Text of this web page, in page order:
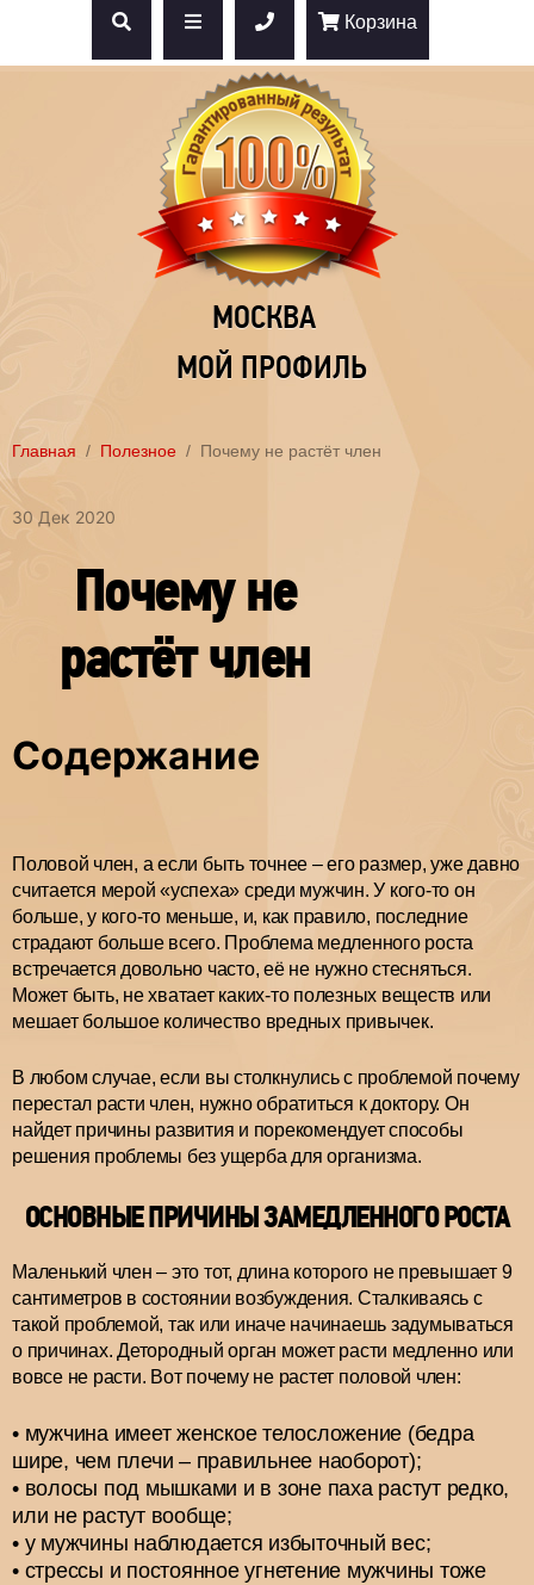
Корзина
МОСКВА
МОЙ ПРОФИЛЬ
Главная Полезное Почему не растёт член
30 Дек 2020
Почему не
растёт член
Содержание
Половой член, а если быть точнее – его размер, уже давно
считается мерой «успеха» среди мужчин. У кого-то он
больше, у кого-то меньше, и, как правило, последние
страдают больше всего. Проблема медленного роста
встречается довольно часто, её не нужно стесняться.
Может быть, не хватает каких-то полезных веществ или
мешает большое количество вредных привычек.
В любом случае, если вы столкнулись с проблемой почему
перестал расти член, нужно обратиться к доктору. Он
найдет причины развития и порекомендует способы
решения проблемы без ущерба для организма.
ОСНОВНЫЕ ПРИЧИНЫ ЗАМЕДЛЕННОГО РОСТА
Маленький член – это тот, длина которого не превышает 9
сантиметров в состоянии возбуждения. Сталкиваясь с
такой проблемой, так или иначе начинаешь задумываться
о причинах. Детородный орган может расти медленно или
вовсе не расти. Вот почему не растет половой член:
мужчина имеет женское телосложение (бедра
шире, чем плечи – правильнее наоборот);
волосы под мышками и в зоне паха растут редко,
или не растут вообще;
у мужчины наблюдается избыточный вес;
стрессы и постоянное угнетение мужчины тоже